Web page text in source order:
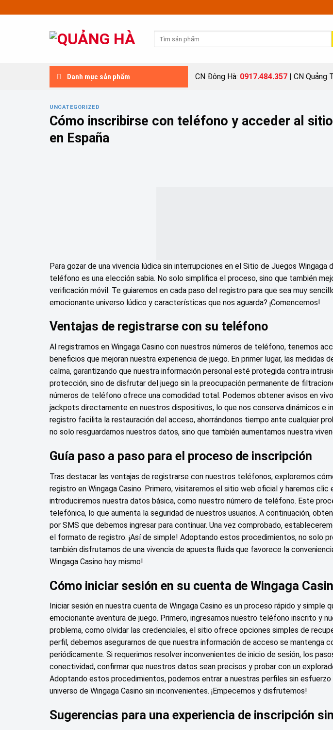
to
Danh mục sản phẩm CN Đông Hà: 0917.484.357 | CN Quảng
UNCATEGORIZED
Cómo inscribirse con teléfono y acceder al
en España
Para gozar de una vivencia lúdica sin interrupciones en el Sitio de Juegos Wingaga
teléfono es una elección sabia. No solo simplifica el proceso, sino que también
verificación móvil. Te guiaremos en cada paso del registro para que sea muy
emocionante universo lúdico y características que nos aguarda? ¡Comencemos!
Ventajas de registrarse con su teléfono
Al registrarnos en Wingaga Casino con nuestros números de teléfono, tenemos
beneficios que mejoran nuestra experiencia de juego. En primer lugar, las medidas
calma, garantizando que nuestra información personal esté protegida contra
protección, sino de disfrutar del juego sin la preocupación permanente de
números de teléfono ofrece una comodidad total. Podemos obtener avisos en
jackpots directamente en nuestros dispositivos, lo que nos conserva dinámicos e
registro facilita la restauración del acceso, ahorrándonos tiempo ante cualquier
no solo resguardamos nuestros datos, sino que también aumentamos nuestra
Guía paso a paso para el proceso de inscripción
Tras destacar las ventajas de registrarse con nuestros teléfonos, exploremos
registro en Wingaga Casino. Primero, visitaremos el sitio web oficial y haremos clic
introduciremos nuestra datos básica, como nuestro número de teléfono. Este
telefónica, lo que aumenta la seguridad de nuestros usuarios. A continuación,
por SMS que debemos ingresar para continuar. Una vez comprobado,
el formato de registro. ¡Así de simple! Adoptando estos procedimientos, no solo
también disfrutamos de una vivencia de apuesta fluida que favorece la
Wingaga Casino hoy mismo!
Cómo iniciar sesión en su cuenta de Wingaga
Iniciar sesión en nuestra cuenta de Wingaga Casino es un proceso rápido y simple
emocionante aventura de juego. Primero, ingresamos nuestro teléfono inscrito y
problema, como olvidar las credenciales, el sitio ofrece opciones simples de
perfil, debemos asegurarnos de que nuestra información de acceso se mantenga
periódicamente. Si requerimos resolver inconvenientes de inicio de sesión, los
conectividad, confirmar que nuestros datos sean precisos y probar con un
Adoptando estos procedimientos, podemos entrar a nuestras perfiles sin
universo de Wingaga Casino sin inconvenientes. ¡Empecemos y disfrutemos!
Sugerencias para una experiencia de inscripción